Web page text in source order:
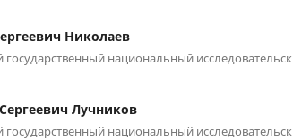
Николаев
национальный
Лучников
национальный